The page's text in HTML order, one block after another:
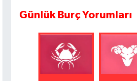
Günlük Burç Yorumları